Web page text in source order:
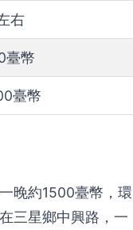
右
臺幣
臺幣
晚約1500臺幣，環
三星鄉中興路，一